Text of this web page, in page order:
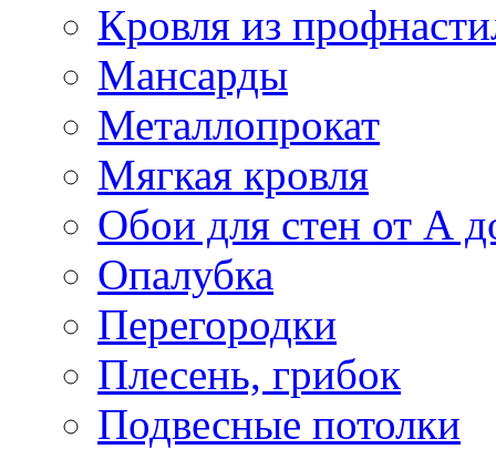
Кровля из
Мансарды
Металлопрокат
Мягкая кровля
Обои для стен от А
Опалубка
Перегородки
Плесень, грибок
Подвесные потолки